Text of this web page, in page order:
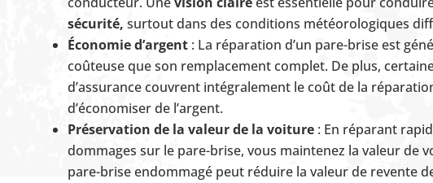
sécurité, surtout dans des conditions météorologiques
Économie d’argent : La réparation d’un pare-brise est
coûteuse que son remplacement complet. De plus,
d’assurance couvrent intégralement le coût de la
d’économiser de l’argent.
Préservation de la valeur de la voiture : En réparant
dommages sur le pare-brise, vous maintenez la valeur de
pare-brise endommagé peut réduire la valeur de revente